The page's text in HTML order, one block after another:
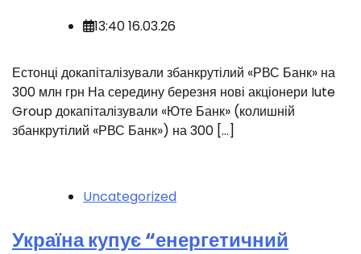
13:40 16.03.26
Естонці докапіталізували збанкрутілий «РВС Банк» на
300 млн грн На середину березня нові акціонери Iute
Group докапіталізували «Юте Банк» (колишній
збанкрутілий «РВС Банк») на 300 […]
Uncategorized
Україна купує “енергетичний